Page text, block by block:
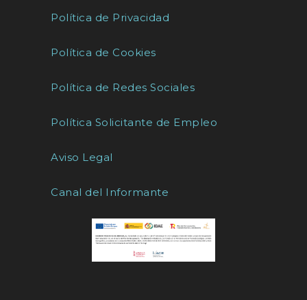
Política de Privacidad
Política de Cookies
Política de Redes Sociales
Política Solicitante de Empleo
Aviso Legal
Canal del Informante